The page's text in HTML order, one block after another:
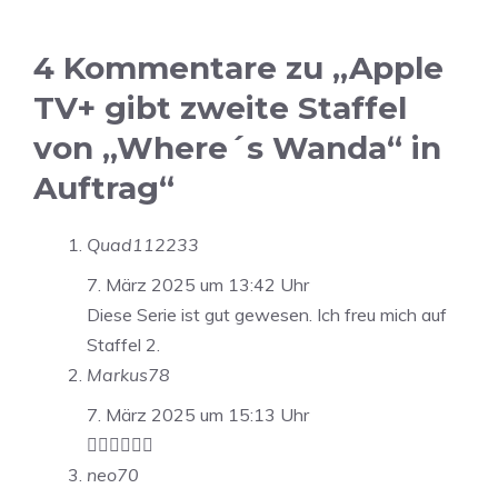
4 Kommentare zu „Apple
TV+ gibt zweite Staffel
von „Where´s Wanda“ in
Auftrag“
Quad112233
7. März 2025 um 13:42 Uhr
Diese Serie ist gut gewesen. Ich freu mich auf
Staffel 2.
Markus78
7. März 2025 um 15:13 Uhr
👍🏻👍🏻👍🏻
neo70